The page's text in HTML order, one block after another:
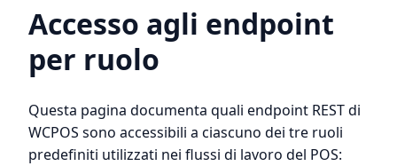
Accesso agli endpoint
per ruolo
Questa pagina documenta quali endpoint REST di
WCPOS sono accessibili a ciascuno dei tre ruoli
predefiniti utilizzati nei flussi di lavoro del POS: